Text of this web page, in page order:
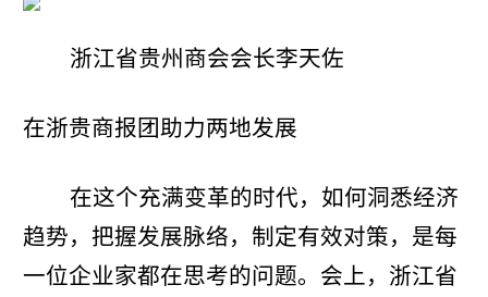
浙江省贵州商会会长李天佐
在浙贵商报团助力两地发展
在这个充满变革的时代，如何洞悉经济
趋势，把握发展脉络，制定有效对策，是每
一位企业家都在思考的问题。会上，浙江省